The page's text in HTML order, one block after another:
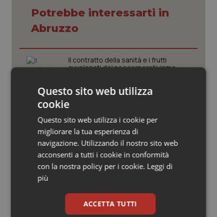
Veneto
Oncoematologia
Oncologia & Nutrizione
Quotidiano Cardiologia
Quotidiano Chirurgia
Quotidiano Oncologia
Quotidiano Pediatria
Rene & patologie urogenitali
Potrebbe interessarti in
Abruzzo
Il contratto della sanità e i frutti
avvelenati del neocorporativismo
Arpal, Fsr e perimetrazione delle
Il nuovo interesse dei giovani medici
alla Medicina Generale
Case di comunità: il difficile equilibrio
tra funzioni e debito orario
Questo sito web utilizza
cookie
Questo sito web utilizza i cookie per
migliorare la tua esperienza di
navigazione. Utilizzando il nostro sito web
acconsenti a tutti i cookie in conformità
con la nostra policy per i cookie. Leggi di
più
ACCETTA TUTTI